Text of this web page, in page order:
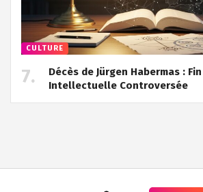
CULTURE
Décès de Jürgen Habermas : Fin
Intellectuelle Controversée